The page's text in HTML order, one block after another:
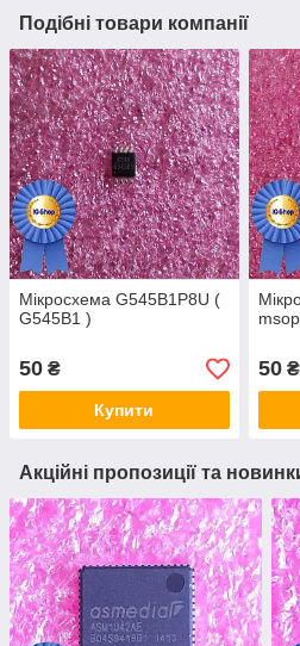
Подібні товари компанії
Мікросхема G545B1P8U (
G545B1 )
50 ₴
Купити
50₴
Акційні пропозиції та